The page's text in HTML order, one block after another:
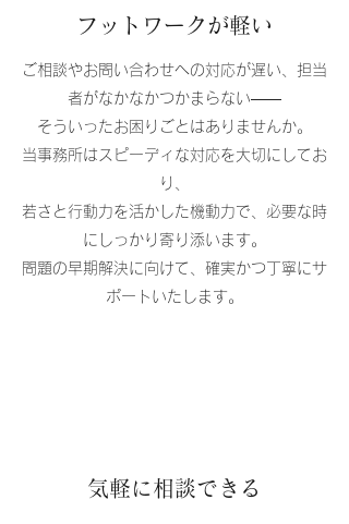
​​フットワークが軽い
ご相談やお問い合わせへの対応が遅い、担当
者がなかなかつかまらない――
そういったお困りごとはありませんか。
当事務所はスピーディな対応を大切にしてお
り、
若さと行動力を活かした機動力で、必要な時
にしっかり寄り添います。
問題の早期解決に向けて、確実かつ丁寧にサ
ポートいたします。
​​気軽に相談できる